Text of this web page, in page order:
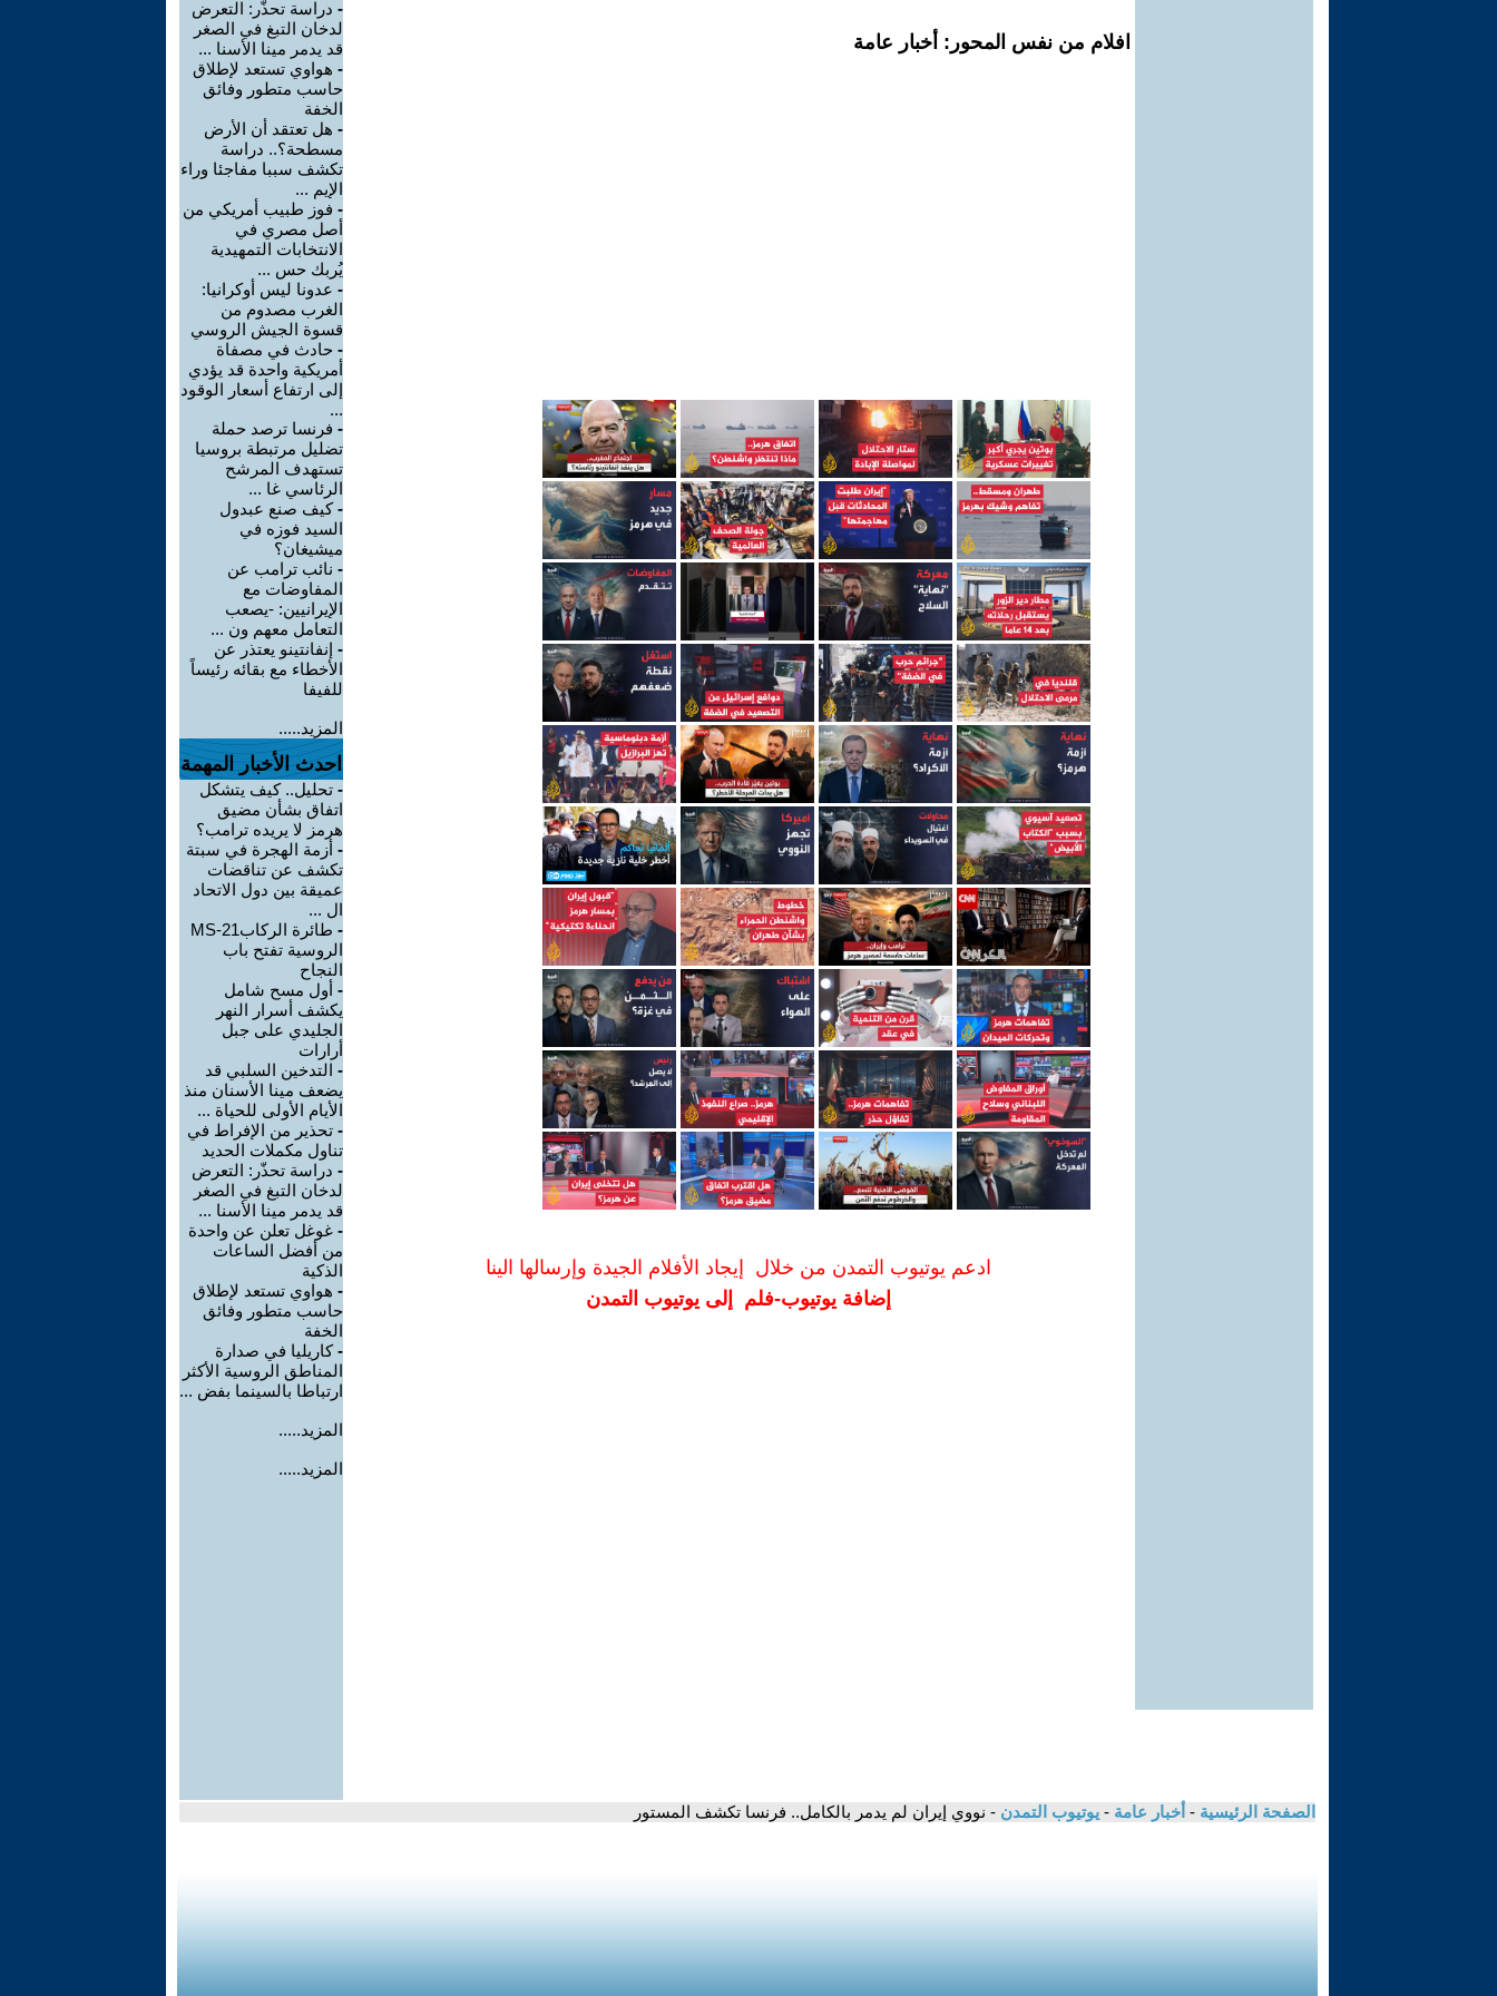
افلام من نفس المحور: أخبار عامة
ادعم يوتيوب التمدن من خلال إيجاد الأفلام الجيدة وإرسالها الينا
إضافة يوتيوب-فلم إلى يوتيوب التمدن
- دراسة تحذّر: التعرض
لدخان التبغ في الصغر
قد يدمر مينا الأسنا ...
- هواوي تستعد لإطلاق
حاسب متطور وفائق
الخفة
- هل تعتقد أن الأرض
مسطحة؟.. دراسة
تكشف سببا مفاجئا وراء
الإيم ...
- فوز طبيب أمريكي من
أصل مصري في
الانتخابات التمهيدية
يُربك حس ...
- عدونا ليس أوكرانيا:
الغرب مصدوم من
قسوة الجيش الروسي
- حادث في مصفاة
أمريكية واحدة قد يؤدي
إلى ارتفاع أسعار الوقود
...
- فرنسا ترصد حملة
تضليل مرتبطة بروسيا
تستهدف المرشح
الرئاسي غا ...
-كيف صنع عبدول
السيد فوزه في
ميشيغان؟
- نائب ترامب عن
المفاوضات مع
الإيرانيين: -يصعب
التعامل معهم ون ...
- إنفانتينو يعتذر عن
الأخطاء مع بقائه رئيساً
للفيفا
المزيد.....
احدث الأخبار المهمة
- تحليل.. كيف يتشكل
اتفاق بشأن مضيق
هرمز لا يريده ترامب؟
- أزمة الهجرة في سبتة
تكشف عن تناقضات
عميقة بين دول الاتحاد
ال ...
-
طائرة الركابMS-21
الروسية تفتح باب
النجاح
- أول مسح شامل
يكشف أسرار النهر
الجليدي على جبل
أرارات
- التدخين السلبي قد
يضعف مينا الأسنان منذ
الأيام الأولى للحياة ...
- تحذير من الإفراط في
تناول مكملات الحديد
- دراسة تحذّر: التعرض
لدخان التبغ في الصغر
قد يدمر مينا الأسنا ...
- غوغل تعلن عن واحدة
من أفضل الساعات
الذكية
- هواوي تستعد لإطلاق
حاسب متطور وفائق
الخفة
-كاريليا في صدارة
المناطق الروسية الأكثر
ارتباطا بالسينما بفض ...
المزيد.....
المزيد.....
الصفحة الرئيسية - أخبار عامة - يوتيوب التمدن - نووي إيران لم يدمر بالكامل.. فرنسا تكشف المستور